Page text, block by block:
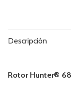
Descripción
Rotor Hunter®